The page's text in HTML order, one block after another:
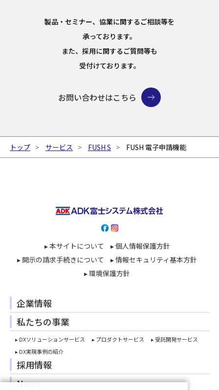
製品・セミナー、協業に関するご相談等を
承っております。
また、採用に関するご質問等も
受付けております。
お問い合わせはこちら
トップ サービス FUSH S FUSH 電子申請機能
▸ 本サイトについて
▸ 個人情報保護方針
▸ 開示の請求手続きについて
▸ 情報セキュリティ基本方針
▸ 環境保護方針
企業情報
私たちの事業
▸ DXソリューションサービス ▸ プロダクトサービス
▸ 受託開発サービス
▸ DX実現事例の紹介
採用情報
News